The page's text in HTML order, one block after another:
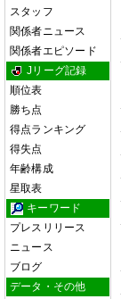
スタッフ
関係者ニュース
関係者エピソード
Jリーグ記録
順位表
勝ち点
得点ランキング
得失点
年齢構成
星取表
キーワード
プレスリリース
ニュース
ブログ
データ・その他